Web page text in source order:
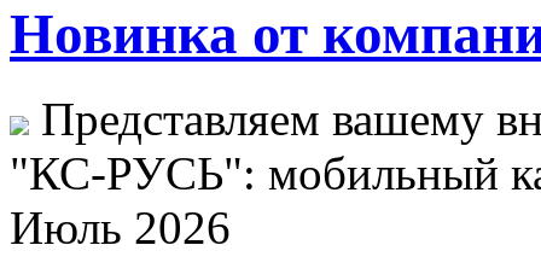
Новинка от
Представляем вашему
"КС-РУСЬ": мобильный
Июль 2026